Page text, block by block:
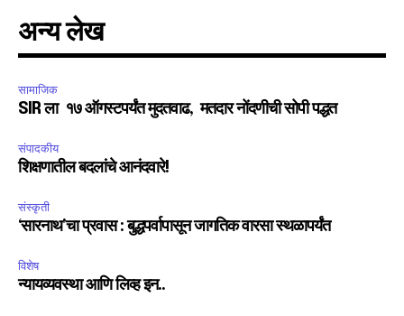
अन्य लेख
सामाजिक
SIR ला १७ ऑगस्टपर्यंत मुदतवाढ, मतदार नोंदणीची सोपी पद्धत
संपादकीय
शिक्षणातील बदलांचे आनंदवारे!
संस्कृती
‘सारनाथ’चा प्रवास : बुद्धपर्वापासून जागतिक वारसा स्थळापर्यंत
विशेष
न्यायव्यवस्था आणि लिव्ह इन..